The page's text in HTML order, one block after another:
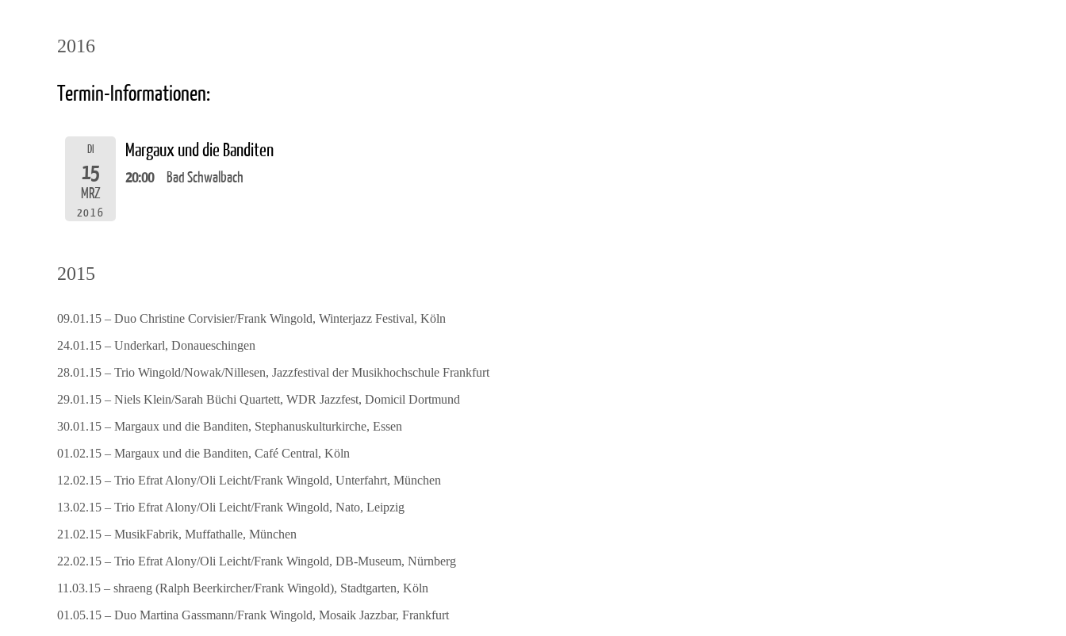
2016
Termin-Informationen:
DI
15
MRZ
2016
Margaux und die Banditen
20:00 Bad Schwalbach
2015
09.01.15 – Duo Christine Corvisier/Frank Wingold, Winterjazz Festival, Köln
24.01.15 – Underkarl, Donaueschingen
28.01.15 – Trio Wingold/Nowak/Nillesen, Jazzfestival der Musikhochschule Frankfurt
29.01.15 – Niels Klein/Sarah Büchi Quartett, WDR Jazzfest, Domicil Dortmund
30.01.15 – Margaux und die Banditen, Stephanuskulturkirche, Essen
01.02.15 – Margaux und die Banditen, Café Central, Köln
12.02.15 – Trio Efrat Alony/Oli Leicht/Frank Wingold, Unterfahrt, München
13.02.15 – Trio Efrat Alony/Oli Leicht/Frank Wingold, Nato, Leipzig
21.02.15 – MusikFabrik, Muffathalle, München
22.02.15 – Trio Efrat Alony/Oli Leicht/Frank Wingold, DB-Museum, Nürnberg
11.03.15 – shraeng (Ralph Beerkircher/Frank Wingold), Stadtgarten, Köln
01.05.15 – Duo Martina Gassmann/Frank Wingold, Mosaik Jazzbar, Frankfurt